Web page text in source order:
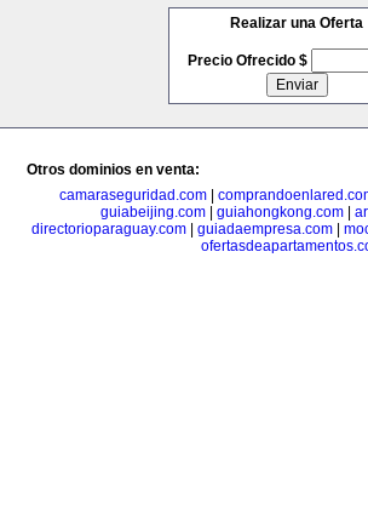
Realizar una Oferta
Precio Ofrecido $
Otros dominios en venta:
camaraseguridad.com
guiabeijing.com
guiahongkong.com
directorioparaguay.com| guiadaempresa.com|